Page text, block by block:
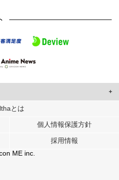
ユーザーに合わせたコンテンツや広告の
パートナーに提供しています。
が各パートナーに提供した他の情報や、
使用したときに収集した他の情報を組み
とは
個人情報保護方針
採用情報
ME inc.